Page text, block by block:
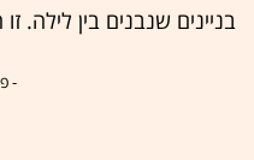
בניינים שנבנים בין לילה.
-